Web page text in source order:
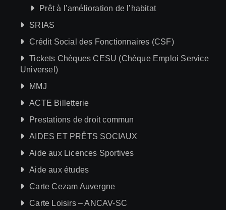
Prêt à l’amélioration de l’habitat
SRIAS
Crédit Social des Fonctionnaires (CSF)
Tickets Chèques CESU (Chèque Emploi Service
Universel)
MMJ
ACTE Billetterie
Prestations de droit commun
AIDES ET PRÊTS SOCIAUX
Aide aux Licences Sportives
Aide aux études
Carte Cezam Auvergne
Carte Loisirs – ANCAV-SC